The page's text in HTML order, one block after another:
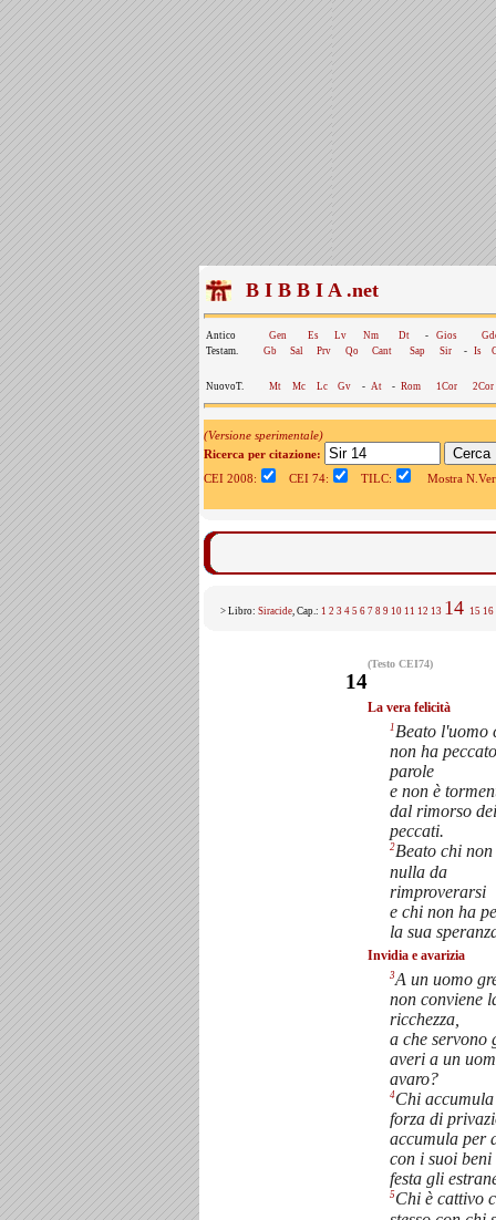
B I B B I A .net
Antico Gen Es Lv Nm Dt - Gios
Testam.
Gb Sal Prv Qo Cant Sap Sir - Is
NuovoT. Mt Mc Lc Gv - At - Rom 1Cor 2Cor
(Versione sperimentale)
Ricerca per citazione:
CEI 2008:
CEI 74: TILC: Mostra
> Libro: Siracide, Cap.: 1 2 3 4 5 6 7 8 9 10 11 12 13 14 15 16
(Testo CEI74)
14
La vera felicità
1 Beato l'uomo
non ha
parole
e non è
dal rimorso dei
peccati.
2Beato chi non
nulla da
rimproverarsi
e chi non ha
la sua
Invidia e avarizia
3A un uomo
non conviene
ricchezza,
a che servono
averi a un
avaro?
4Chi
forza di
accumula per
con i suoi
festa gli
5Chi è cattivo